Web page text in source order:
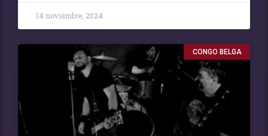
14 noviembre, 2024
CONGO BELGA